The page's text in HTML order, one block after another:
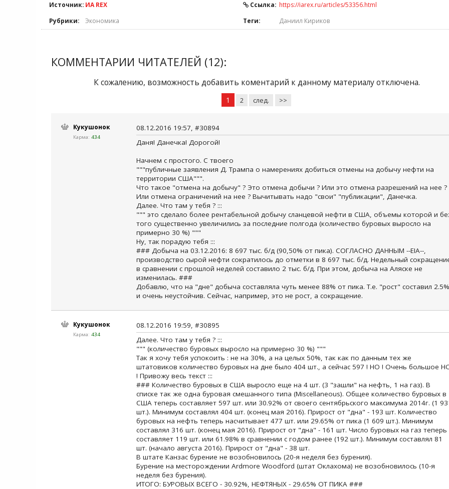
Источник: ИА REX Ссылка: https://iarex.ru/articles/53356.html
Рубрики:
Экономика Теги: Даниил Кириков
КОММЕНТАРИИ ЧИТАТЕЛЕЙ (12):
К сожалению, возможность добавить коментарий к данному материалу отключена.
1 2 след. >>
Кукушонок
Карма: 434
08.12.2016 19:57, #30894
Даня! Данечка! Дорогой!
Начнем с простого. С твоего
"""публичные заявления Д. Трампа о намерениях добиться отмены на добычу нефти на
территории США""".
Что такое "отмена на добычу" ? Это отмена добычи ? Или это отмена разрешений на нее ?
Или отмена ограничений на нее ? Вычитывать надо "свои" "публикации", Данечка.
Далее. Что там у тебя ? :::
""" это сделало более рентабельной добычу сланцевой нефти в США, объемы которой и
того существенно увеличились за последние полгода (количество буровых выросло на
примерно 30 %) """
Ну, так порадую тебя :::
### Добыча на 03.12.2016: 8 697 тыс. б/д (90,50% от пика). СОГЛАСНО ДАННЫМ --EIA--,
производство сырой нефти сократилось до отметки в 8 697 тыс. б/д. Недельный
в сравнении с прошлой неделей составило 2 тыс. б/д. При этом, добыча на Аляске не
изменилась. ###
Добавлю, что на "дне" добыча составляла чуть менее 88% от пика. Т.е. "рост" составил 2.5%
и очень неустойчив. Сейчас, например, это не рост, а сокращение.
Кукушонок
Карма: 434
08.12.2016 19:59, #30895
Далее. Что там у тебя ? :::
""" (количество буровых выросло на примерно 30 %) """
Так я хочу тебя успокоить : не на 30%, а на целых 50%, так как по данным тех же
штатовиков количество буровых на дне было 404 шт., а сейчас 597 ! НО ! Очень большое
! Привожу весь текст :::
### Количество буровых в США выросло еще на 4 шт. (3 "зашли" на нефть, 1 на газ). В
списке так же одна буровая смешанного типа (Miscellaneous). Общее количество буровых в
США теперь составляет 597 шт. или 30.92% от своего сентябрьского максимума 2014г. (1
шт.). Минимум составлял 404 шт. (конец мая 2016). Прирост от "дна" - 193 шт. Количество
буровых на нефть теперь насчитывает 477 шт. или 29.65% от пика (1 609 шт.). Минимум
составлял 316 шт. (конец мая 2016). Прирост от "дна" - 161 шт. Число буровых на газ теперь
составляет 119 шт. или 61.98% в сравнении с годом ранее (192 шт.). Минимум составлял 81
шт. (начало августа 2016). Прирост от "дна" - 38 шт.
В штате Канзас бурение не возобновилось (20-я неделя без бурения).
Бурение на месторождении Ardmore Woodford (штат Оклахома) не возобновилось (10-я
неделя без бурения).
ИТОГО: БУРОВЫХ ВСЕГО - 30.92%, НЕФТЯНЫХ - 29.65% ОТ ПИКА ###